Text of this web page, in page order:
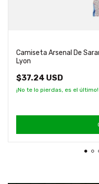
Camiseta Arsenal De
Lyon
$37.24 USD
¡No te lo pierdas, es el último!